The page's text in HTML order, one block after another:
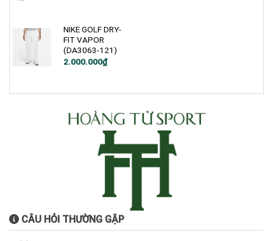
NIKE GOLF DRY-
FIT VAPOR
(DA3063-121)
Giá
2.000.000₫
Giá
2.000.000₫.
CÂU HỎI THƯỜNG GẶP